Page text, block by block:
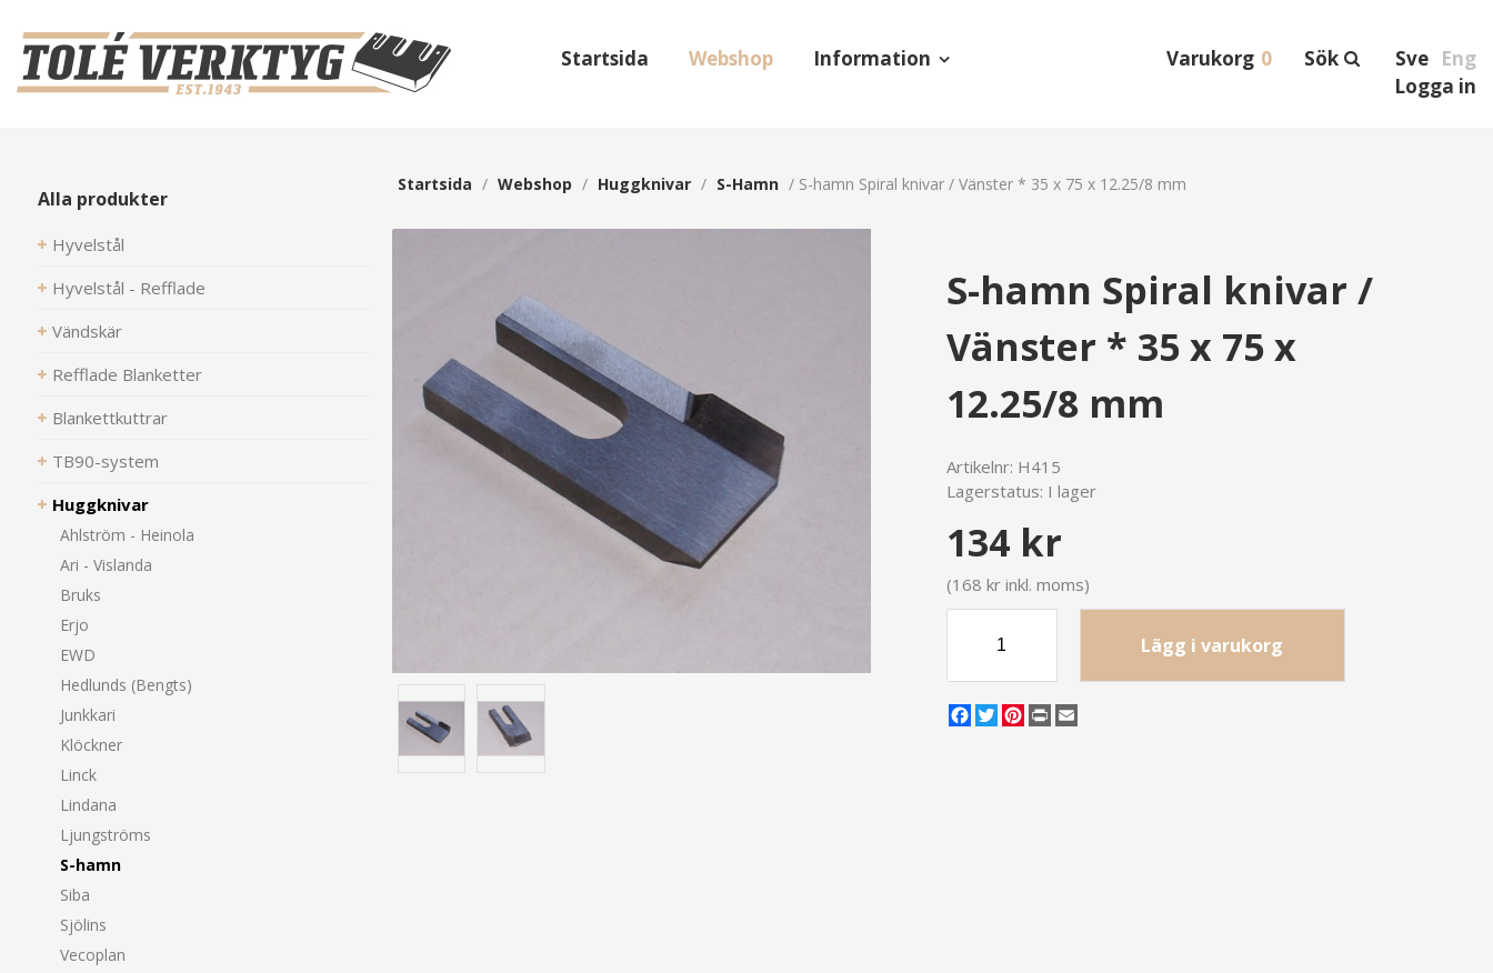
Startsida Webshop Information Sve Eng
Sök
Varukorg 0
Logga in
Alla produkter
Hyvelstål
Hyvelstål - Refflade
Vändskär
Refflade Blanketter
Blankettkuttrar
TB90-system
Huggknivar
Ahlström - Heinola
Ari - Vislanda
Bruks
Erjo
EWD
Hedlunds (Bengts)
Junkkari
Klöckner
Linck
Lindana
Ljungströms
S-hamn
Siba
Sjölins
Vecoplan
Startsida / Webshop / Huggknivar / S-Hamn / S-hamn Spiral knivar / Vänster * 35 x 75 x 12.25/8 mm
S-hamn Spiral knivar /
Vänster * 35 x 75 x
12.25/8 mm
Artikelnr: H415
Lagerstatus: I lager
134 kr
(168 kr inkl. moms)
Lägg i varukorg
Facebook
TwitterPinterest
Print